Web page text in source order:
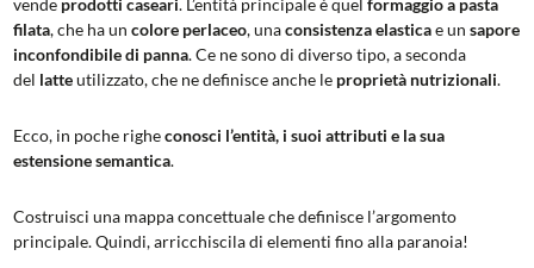
filata, che ha un colore perlaceo, unaconsistenza elasticae un sapore
inconfondibile di panna. Ce ne sono di diverso tipo, a seconda
del latteutilizzato, che ne definisce anche le proprietà nutrizionali.
Ecco, in poche righeconosci l’entità, i suoi attributi e la sua
estensione semantica.
Costruisci una mappa concettuale che definisce l’argomento
principale. Quindi, arricchiscila di elementi fino alla paranoia!